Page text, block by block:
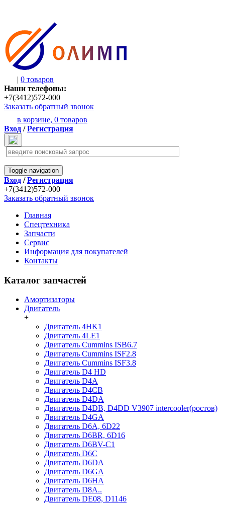
| 0 товаров
Наши телефоны:
+7(3412)572-000
Заказать обратный звонок
в корзине, 0 товаров
Вход /Регистрация
Toggle navigation
Вход /Регистрация
+7(3412)572-000
Заказать обратный звонок
Главная
Спецтехника
Запчасти
Сервис
Информация для покупателей
Контакты
Каталог запчастей
Амортизаторы
Двигатель
+
Двигатель 4HK1
Двигатель 4LE1
Двигатель Cummins ISB6.7
Двигатель Cummins ISF2.8
Двигатель Cummins ISF3.8
Двигатель D4 HD
Двигатель D4A
Двигатель D4CB
Двигатель D4DA
Двигатель D4DB, D4DD V3907 intercooler(ростов)
Двигатель D4GA
Двигатель D6A, 6D22
Двигатель D6BR, 6D16
Двигатель D6BV-C1
Двигатель D6C
Двигатель D6DA
Двигатель D6GA
Двигатель D6HA
Двигатель D8A..
Двигатель DE08, D1146